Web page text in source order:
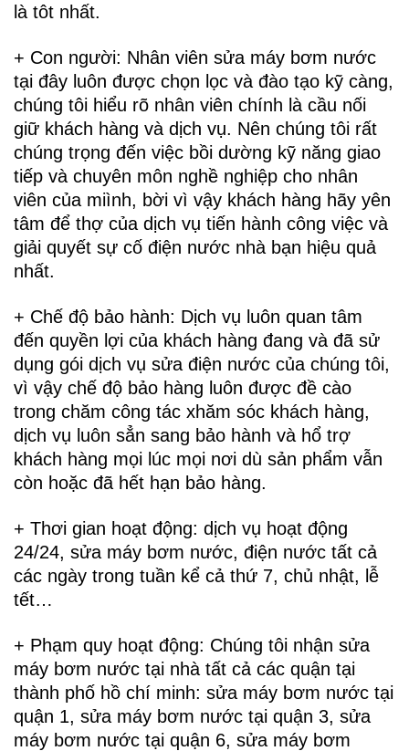
là tôt nhất.
+ Con người: Nhân viên sửa máy bơm nước
tại đây luôn được chọn lọc và đào tạo kỹ càng,
chúng tôi hiểu rõ nhân viên chính là cầu nối
giữ khách hàng và dịch vụ. Nên chúng tôi rất
chúng trọng đến việc bồi dường kỹ năng giao
tiếp và chuyên môn nghề nghiệp cho nhân
viên của miình, bời vì vậy khách hàng hãy yên
tâm để thợ của dịch vụ tiến hành công việc và
giải quyết sự cố điện nước nhà bạn hiệu quả
nhất.
+ Chế độ bảo hành: Dịch vụ luôn quan tâm
đến quyền lợi của khách hàng đang và đã sử
dụng gói dịch vụ sửa điện nước của chúng tôi,
vì vậy chế độ bảo hàng luôn được đề cào
trong chăm công tác xhăm sóc khách hàng,
dịch vụ luôn sẳn sang bảo hành và hổ trợ
khách hàng mọi lúc mọi nơi dù sản phẩm vẫn
còn hoặc đã hết hạn bảo hàng.
+ Thơi gian hoạt động: dịch vụ hoạt động
24/24, sửa máy bơm nước, điện nước tất cả
các ngày trong tuần kể cả thứ 7, chủ nhật, lễ
tết…
+ Phạm quy hoạt động: Chúng tôi nhận sửa
máy bơm nước tại nhà tất cả các quận tại
thành phố hồ chí minh: sửa máy bơm nước tại
quận 1, sửa máy bơm nước tại quận 3, sửa
máy bơm nước tại quận 6, sửa máy bơm